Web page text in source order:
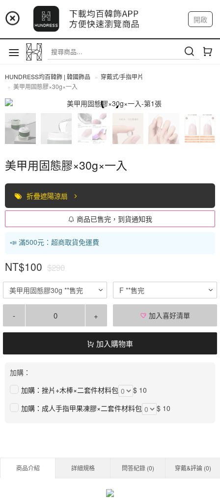
📢 市集預告：9/4-9/6 淡水捷運站
📢 市集預告：9/12-9/13 八里海巡基地
📢 市集預告：8/22-8/23 桃園青埔置地廣場
開啟
註冊 我的帳戶
HUNDRESS均百韓飾 | 韓國飾品
穿戴式/手指甲片
美甲用固態膠×30g×一入
穿戴式/手指甲片
美甲用固態膠×30g×一入
折疊遮陽涼扇
商品已售完，到貨通知我
📣 滿500元：超商取貨免運費
NT$100 $290
美甲用固態膠30g **售完 F **售完
- + 加入喜好清單
加入購物車
加購：
加購：挫片+木棒×二套件材料包
$ 10
加購：成人手指甲果凍膠×二套件材料包
$ 10
商品介紹 詳細規格 問答紀錄 (0) 穿戴&評論 (0)